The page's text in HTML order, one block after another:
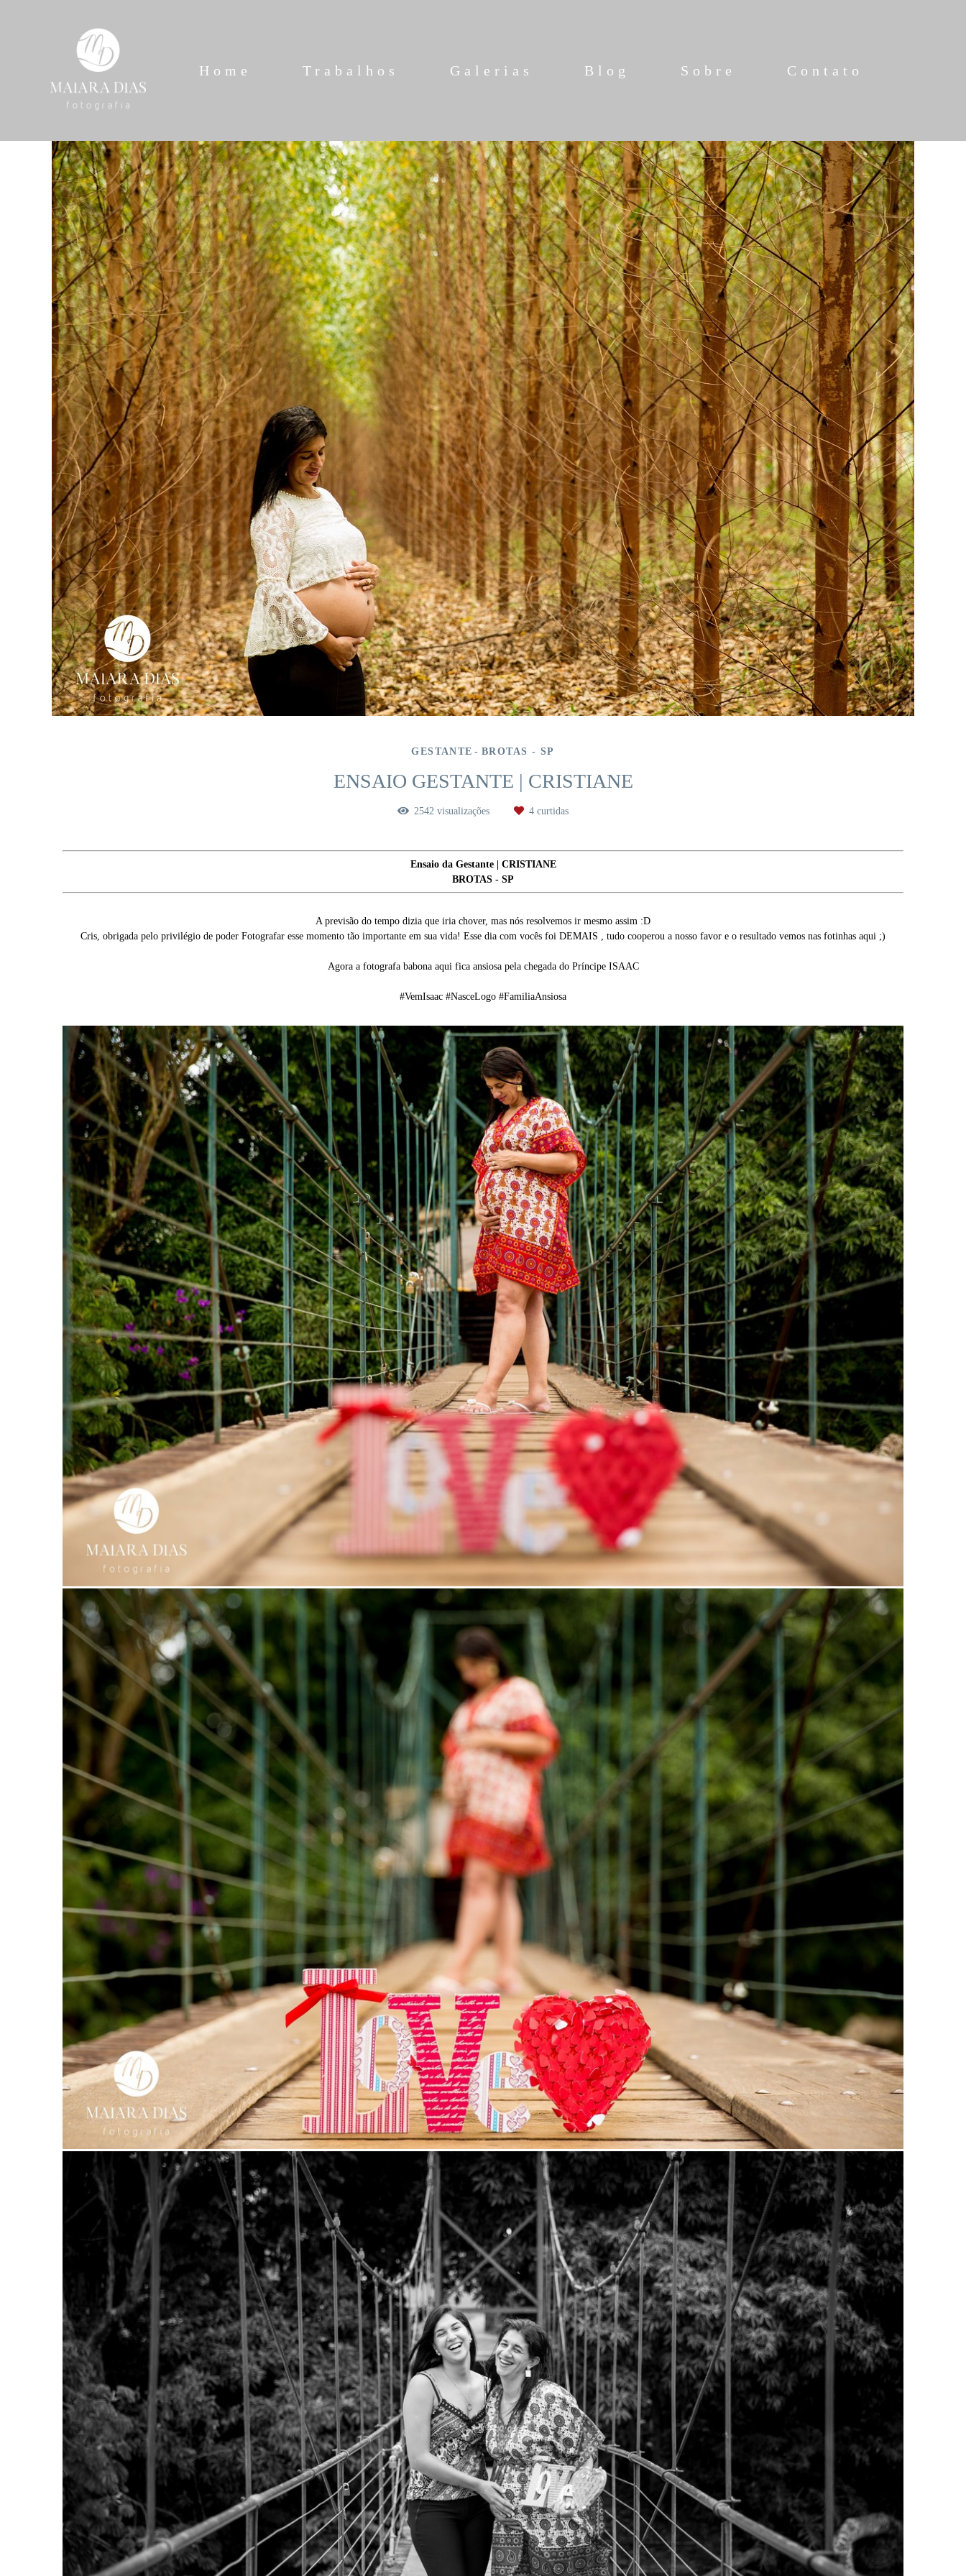
Home Trabalhos Galerias Blog Sobre Contato
GESTANTE BROTAS - SP
ENSAIO GESTANTE | CRISTIANE
2542 visualizações 4 curtidas
Ensaio da Gestante | CRISTIANE
BROTAS - SP
A previsão do tempo dizia que iria chover, mas nós resolvemos ir mesmo assim :D
Cris, obrigada pelo privilégio de poder Fotografar esse momento tão importante em sua vida! Esse dia com vocês foi DEMAIS , tudo cooperou a nosso favor e o resultado vemos nas fotinhas aqui ;)
Agora a fotografa babona aqui fica ansiosa pela chegada do Príncipe ISAAC
#VemIsaac #NasceLogo #FamiliaAnsiosa